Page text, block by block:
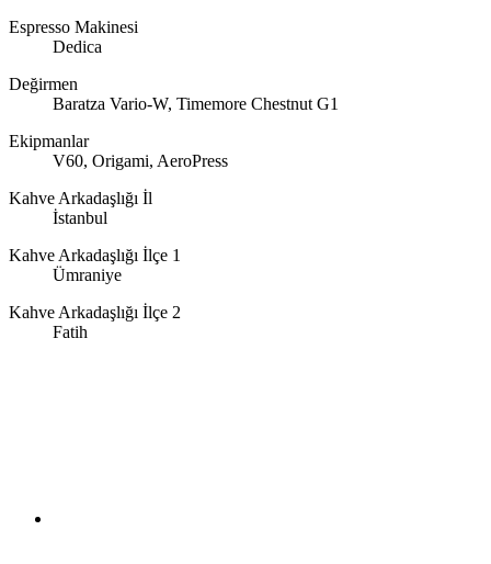
Espresso Makinesi
Dedica
Değirmen
Baratza Vario-W, Timemore Chestnut G1
Ekipmanlar
V60, Origami, AeroPress
Kahve Arkadaşlığı İl
İstanbul
Kahve Arkadaşlığı İlçe 1
Ümraniye
Kahve Arkadaşlığı İlçe 2
Fatih